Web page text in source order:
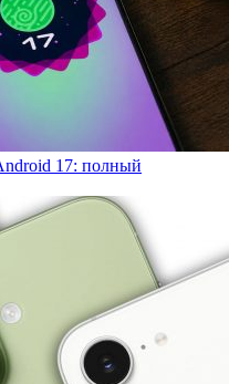
17: полный